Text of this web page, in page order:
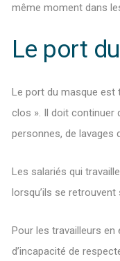
même moment dans
Le port
Le port du masque est
clos ». Il doit continuer
personnes, de lavages
Les salariés qui
lorsqu’ils se retrouvent
Pour les travailleurs
d’incapacité de